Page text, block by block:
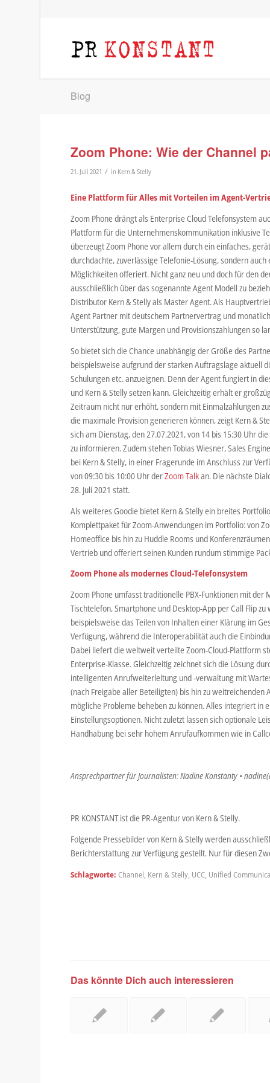
Blog
Zoom Phone: Wie der Channel
21. Juli 2021 / in Kern & Stelly
Eine Plattform für Alles mit Vorteilen im Agent-
Zoom Phone drängt als Enterprise Cloud Telefonsystem
Plattform für die Unternehmenskommunikation inklusive
überzeugt Zoom Phone vor allem durch ein einfaches,
durchdachte, zuverlässige Telefonie-Lösung, sondern
Möglichkeiten offeriert. Nicht ganz neu und doch für den
ausschließlich über das sogenannte Agent Modell zu
Distributor Kern & Stelly als Master Agent. Als
Agent Partner mit deutschem Partnervertrag und
Unterstützung, gute Margen und Provisionszahlungen so
So bietet sich die Chance unabhängig der Größe des
beispielsweise aufgrund der starken Auftragslage aktuell
Schulungen etc. anzueignen. Denn der Agent fungiert in
und Kern & Stelly setzen kann. Gleichzeitig erhält er
Zeitraum nicht nur erhöht, sondern mit Einmalzahlungen
die maximale Provision generieren können, zeigt Kern &
sich am Dienstag, den 27.07.2021, von 14 bis 15:30 Uhr
zu informieren. Zudem stehen Tobias Wiesner, Sales
bei Kern & Stelly, in einer Fragerunde im Anschluss zur
von 09:30 bis 10:00 Uhr derZoom Talkan. Die nächste
28. Juli 2021 statt.
Als weiteres Goodie bietet Kern & Stelly ein breites
Komplettpaket für Zoom-Anwendungen im Portfolio: von
Homeoffice bis hin zu Huddle Rooms und
Vertrieb und offeriert seinen Kunden rundum stimmige
Zoom Phone als modernes Cloud-Telefonsystem
Zoom Phone umfasst traditionelle PBX-Funktionen mit
Tischtelefon, Smartphone und Desktop-App per Call Flip
beispielsweise das Teilen von Inhalten einer Klärung im
Verfügung, während die Interoperabilität auch die
Dabei liefert die weltweit verteilte Zoom-Cloud-Plattform
Enterprise-Klasse. Gleichzeitig zeichnet sich die Lösung
intelligenten Anrufweiterleitung und -verwaltung mit
(nach Freigabe aller Beteiligten) bis hin zu weitreichenden
mögliche Probleme beheben zu können. Alles integriert
Einstellungsoptionen. Nicht zuletzt lassen sich optionale
Handhabung bei sehr hohem Anrufaufkommen wie in
Ansprechpartner für Journalisten: Nadine Konstanty •
PR KONSTANT ist die PR-Agentur von Kern & Stelly.
Folgende Pressebilder von Kern & Stelly werden
Berichterstattung zur Verfügung gestellt. Nur für diesen
Schlagworte: Channel, Kern & Stelly, UCC, Unified
Das könnte Dich auch interessieren